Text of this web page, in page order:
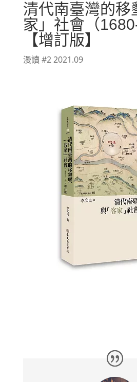
清代南臺灣的移
家」社會（
【增訂版】
漫讀 #2 2021.09